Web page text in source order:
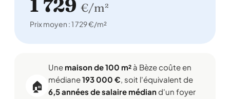
1 729 €/m²
Prix moyen : 1 729 €/m²
🏠
Une maison de 100 m² à Bèze coûte en
médiane193 000 €, soit l'équivalent de
6,5 années de salaire médiand'un foyer